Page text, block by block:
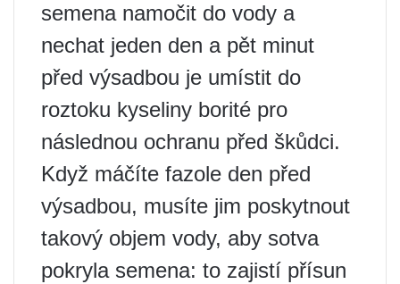
semena namočit do vody a
nechat jeden den a pět minut
před výsadbou je umístit do
roztoku kyseliny borité pro
následnou ochranu před škůdci.
Když máčíte fazole den před
výsadbou, musíte jim poskytnout
takový objem vody, aby sotva
pokryla semena: to zajistí přísun